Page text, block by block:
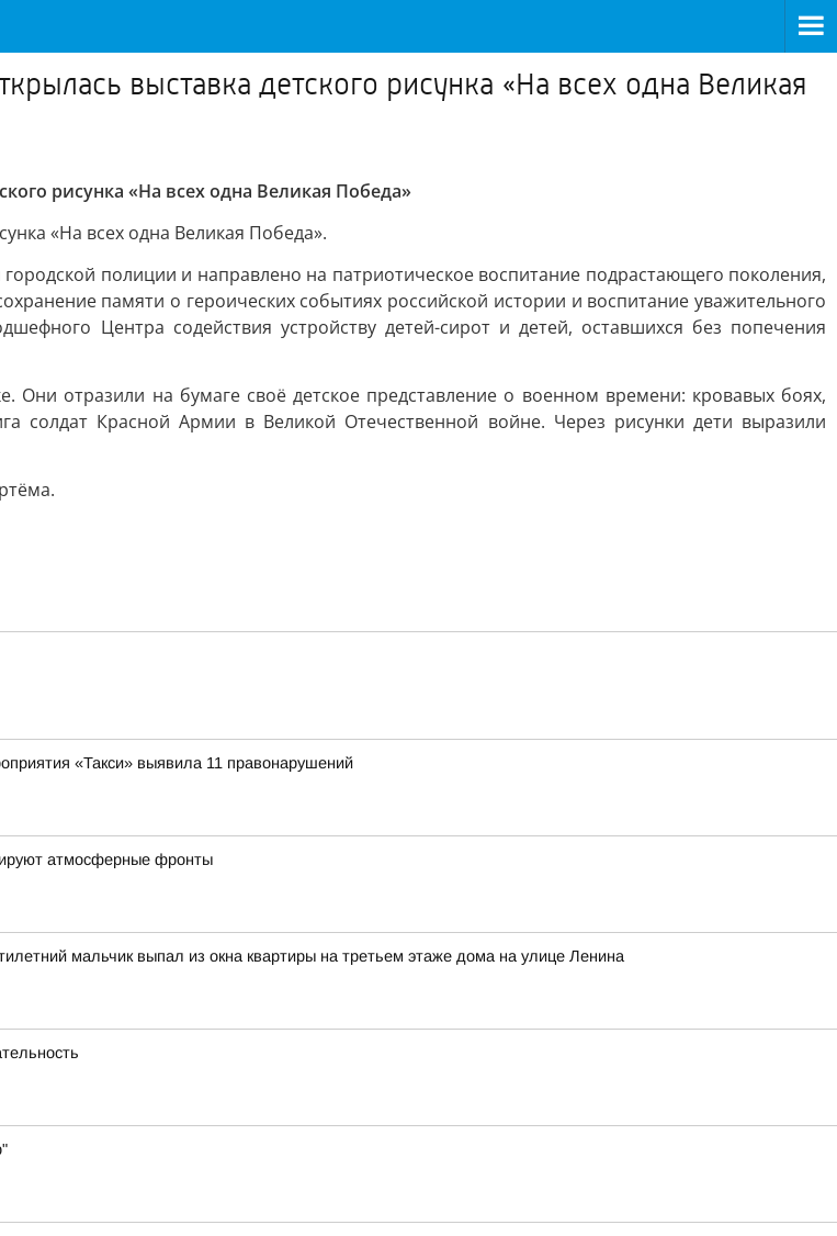
выставка детского рисунка «На всех одна Великая
рисунка «На всех одна Великая Победа»
«На всех одна Великая Победа».
полиции и направлено на патриотическое воспитание подрастающего поколения,
памяти о героических событиях российской истории и воспитание уважительного
Центра содействия устройству детей-сирот и детей, оставшихся без попечения
Они отразили на бумаге своё детское представление о военном времени: кровавых боях,
солдат Красной Армии в Великой Отечественной войне. Через рисунки дети выразили
«Такси» выявила 11 правонарушений
атмосферные фронты
мальчик выпал из окна квартиры на третьем этаже дома на улице Ленина